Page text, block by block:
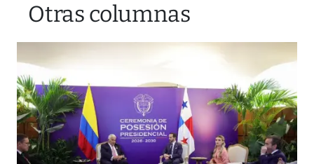
Otras columnas